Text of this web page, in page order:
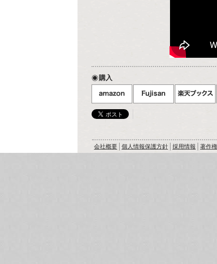
購入
会社概要 個人情報保護方針 採用情報 著作